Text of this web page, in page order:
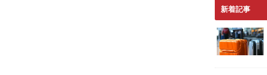
新着記事